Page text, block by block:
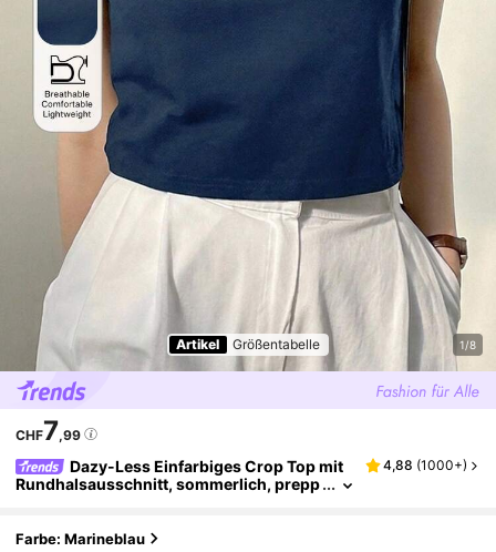
Artikel Größentabelle 1/8
CHF7,99
Dazy-Less Einfarbiges Crop Top mit
Rundhalsausschnitt, sommerlich, prepp
4,88 (1000+)
Farbe: Marineblau